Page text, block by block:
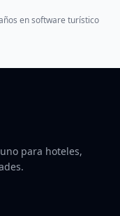
en software turístico
para hoteles,